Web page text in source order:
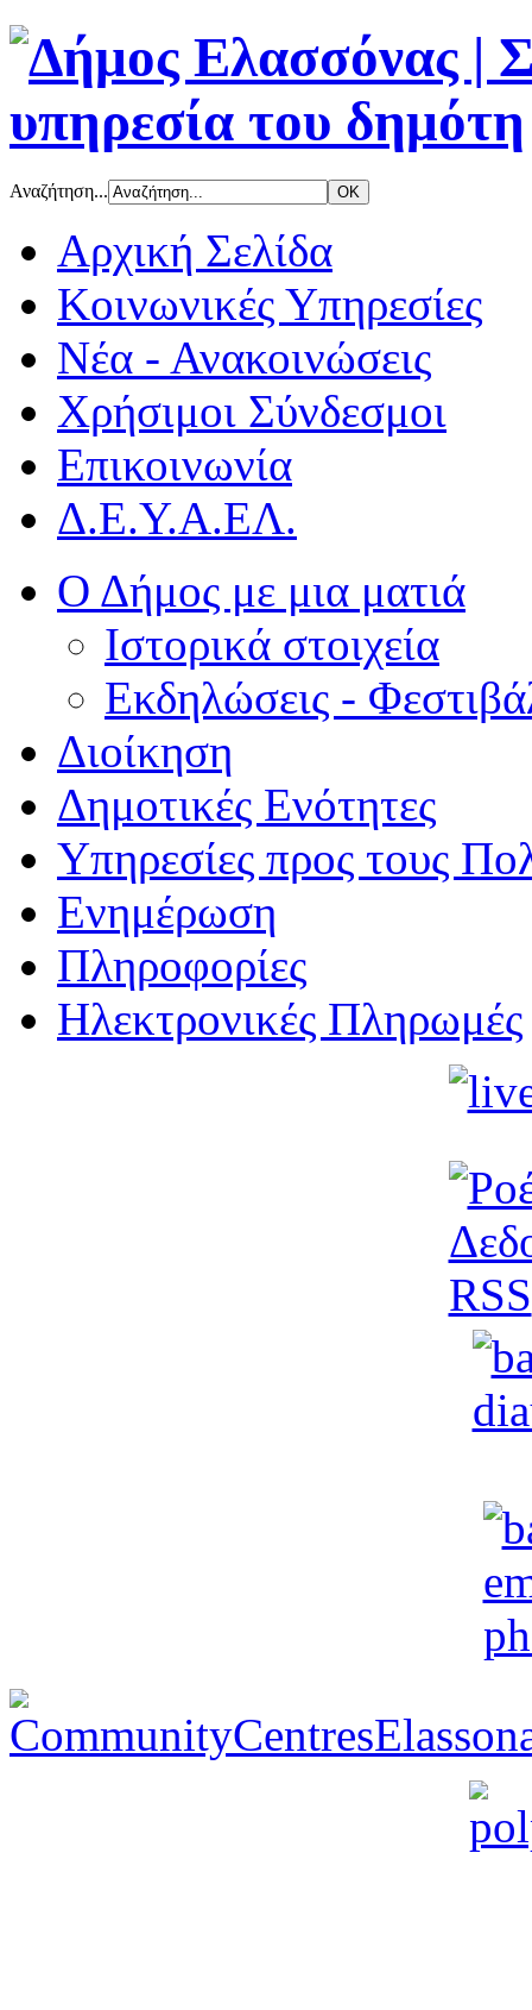
Αναζήτηση...
Αρχική Σελίδα
Κοινωνικές Υπηρεσίες
Νέα - Ανακοινώσεις
Χρήσιμοι Σύνδεσμοι
Επικοινωνία
Δ.Ε.Υ.Α.ΕΛ.
Ο Δήμος με μια ματιά
Ιστορικά στοιχεία
Εκδηλώσεις -
Διοίκηση
Δημοτικές Ενότητες
Υπηρεσίες προς τους
Ενημέρωση
Πληροφορίες
Ηλεκτρονικές Πληρωμές